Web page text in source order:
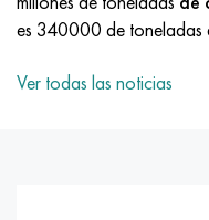
es 340000 de toneladas
Ver todas las noticias
Nitronik 50
80NHS
XN77TYUR
SP-17
Aleación 28 - 1.4563
21NKMT
30хн3а, 31nicr14